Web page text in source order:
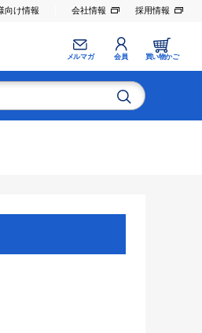
向け情報 会社情報 採用情報
メルマガ 会員 買い物かご